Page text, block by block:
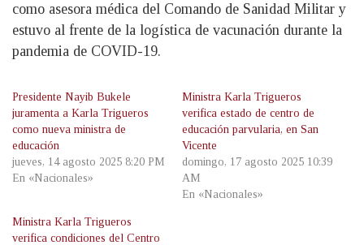
como asesora médica del Comando de Sanidad Militar y
estuvo al frente de la logística de vacunación durante la
pandemia de COVID-19.
Presidente Nayib Bukele
juramenta a Karla Trigueros
como nueva ministra de
educación
jueves, 14 agosto 2025 8:20 PM
En «Nacionales»
Ministra Karla Trigueros
verifica estado de centro de
educación parvularia, en San
Vicente
domingo, 17 agosto 2025 10:39
AM
En «Nacionales»
Ministra Karla Trigueros
verifica condiciones del Centro